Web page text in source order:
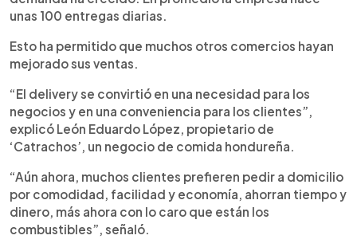
unas 100 entregas diarias.
Esto ha permitido que muchos otros comercios hayan
mejorado sus ventas.
“El delivery se convirtió en una necesidad para los
negocios y en una conveniencia para los clientes”,
explicó León Eduardo López, propietario de
‘Catrachos’, un negocio de comida hondureña.
“Aún ahora, muchos clientes prefieren pedir a domicilio
por comodidad, facilidad y economía, ahorran tiempo y
dinero, más ahora con lo caro que están los
combustibles”, señaló.